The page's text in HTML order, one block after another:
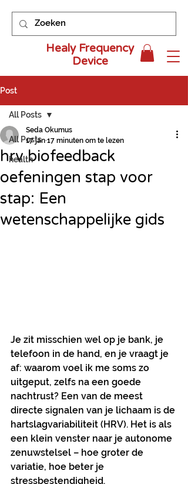
Healy Frequency
Device
Post
All Posts
health
All Posts
hrv biofeedback
oefeningen stap voor
stap: Een
wetenschappelijke gids
Seda Okumus
17 jan 17 minuten om te lezen
Je zit misschien wel op je bank, je
telefoon in de hand, en je vraagt je
af: waarom voel ik me soms zo
uitgeput, zelfs na een goede
nachtrust? Een van de meest
directe signalen van je lichaam is de
hartslagvariabiliteit (HRV). Het is als
een klein venster naar je autonome
zenuwstelsel – hoe groter de
variatie, hoe beter je
stressbestendigheid.